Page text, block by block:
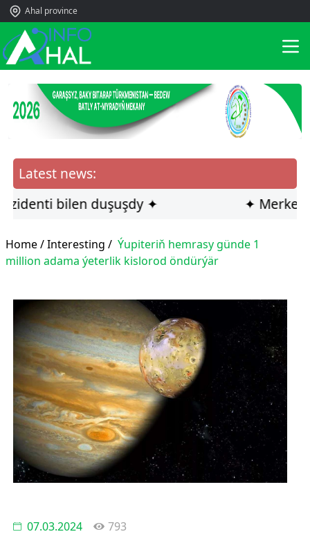
Ahal province
Latest news:
bilen duşuşdy ✦
✦ Merkezi
Home /Interesting / Ýupiteriň hemrasy günde 1
million adama ýeterlik kislorod öndürýär
07.03.2024 793